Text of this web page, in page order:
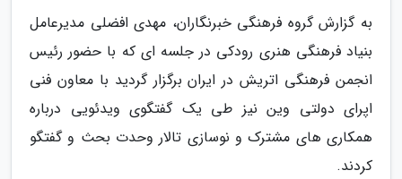
به گزارش گروه فرهنگی خبرنگاران، مهدی افضلی مدیرعامل
بنیاد فرهنگی هنری رودکی در جلسه ای که با حضور رئیس
انجمن فرهنگی اتریش در ایران برگزار گردید با معاون فنی
اپرای دولتی وین نیز طی یک گفتگوی ویدئویی درباره
همکاری های مشترک و نوسازی تالار وحدت بحث و گفتگو
کردند.